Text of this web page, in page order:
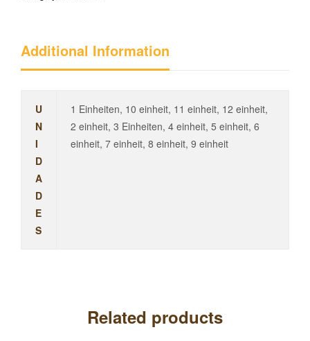
Additional Information
U
N
I
D
A
D
E
S
1 Einheiten, 10 einheit, 11 einheit, 12 einheit,
2 einheit, 3 Einheiten, 4 einheit, 5 einheit, 6
einheit, 7 einheit, 8 einheit, 9 einheit
Related products